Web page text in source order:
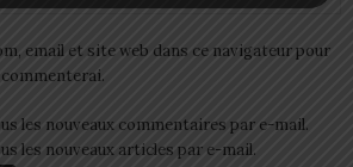
email et site web dans ce navigateur pour
les nouveaux commentaires par e-mail.
les nouveaux articles par e-mail.